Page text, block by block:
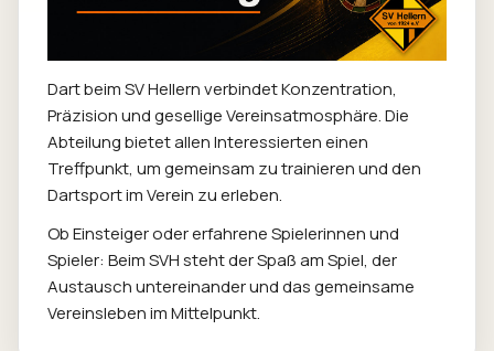
Dart beim SV Hellern verbindet Konzentration,
Präzision und gesellige Vereinsatmosphäre. Die
Abteilung bietet allen Interessierten einen
Treffpunkt, um gemeinsam zu trainieren und den
Dartsport im Verein zu erleben.
Ob Einsteiger oder erfahrene Spielerinnen und
Spieler: Beim SVH steht der Spaß am Spiel, der
Austausch untereinander und das gemeinsame
Vereinsleben im Mittelpunkt.